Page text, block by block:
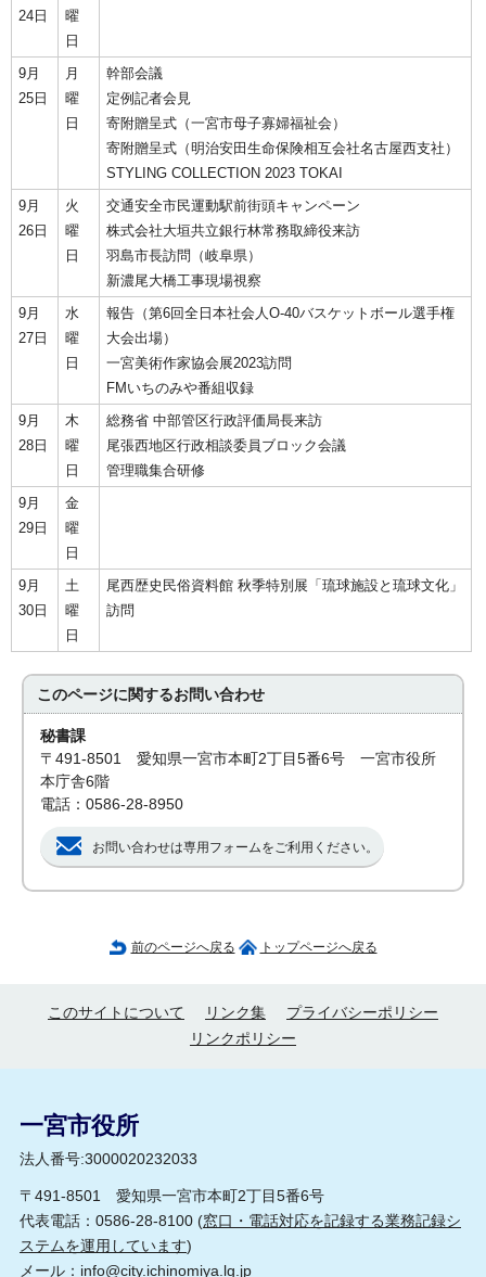
24日
曜
日
9月
25日
月
曜
日
幹部会議
定例記者会見
寄附贈呈式（一宮市母子寡婦福祉会）
寄附贈呈式（明治安田生命保険相互会社名古屋西支社）
STYLING COLLECTION 2023 TOKAI
9月
26日
火
曜
日
交通安全市民運動駅前街頭キャンペーン
株式会社大垣共立銀行林常務取締役来訪
羽島市長訪問（岐阜県）
新濃尾大橋工事現場視察
9月
27日
水
曜
日
報告（第6回全日本社会人O-40バスケットボール選手権
大会出場）
一宮美術作家協会展2023訪問
FMいちのみや番組収録
9月
28日
木
曜
日
総務省 中部管区行政評価局長来訪
尾張西地区行政相談委員ブロック会議
管理職集合研修
9月
29日
金
曜
日
9月
30日
土
曜
日
尾西歴史民俗資料館 秋季特別展「琉球施設と琉球文化」
訪問
このページに関するお問い合わせ
秘書課
〒491-8501 愛知県一宮市本町2丁目5番6号 一宮市役所
本庁舎6階
電話：0586-28-8950
お問い合わせは専用フォームをご利用ください。
前のページへ戻る トップページへ戻る
このサイトについて リンク集
プライバシーポリシー
リンクポリシー
一宮市役所
法人番号:3000020232033
〒491-8501 愛知県一宮市本町2丁目5番6号
代表電話：0586-28-8100 (窓口・電話対応を記録する業務記録シ
ステムを運用しています)
メール： info@city.ichinomiya.lg.jp